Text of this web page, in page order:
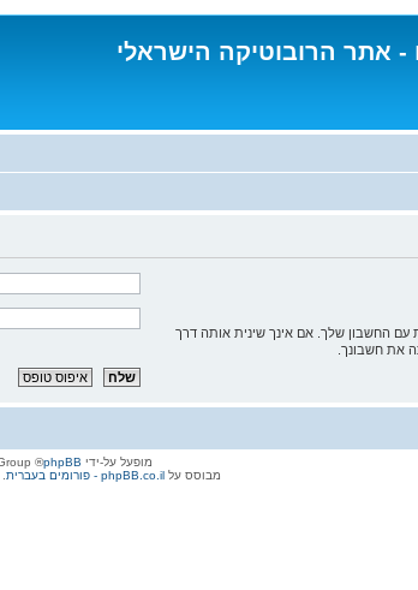
- אתר הרובוטיקה הישראלי
החשבון שלך. אם אינך שינית אותה דרך
את חשבונך.
מופעל על-ידי phpBB
® Forum Software © phpBB Group
מבוסס עלphpBB.co.il - פורומים בעברית